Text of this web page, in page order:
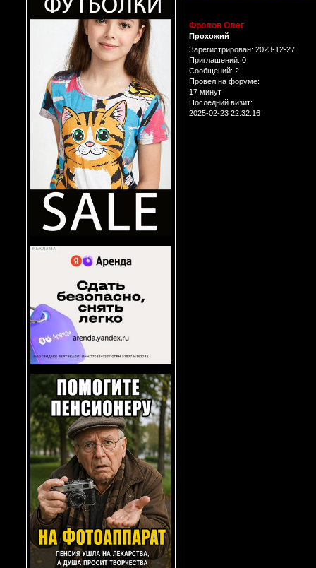
Фролов Олег
Прохожий
Зарегистрирован: 2023-12-27
Приглашений: 0
Сообщений: 2
Провел на форуме:
17 минут
Последний визит:
2025-02-23 22:32:16